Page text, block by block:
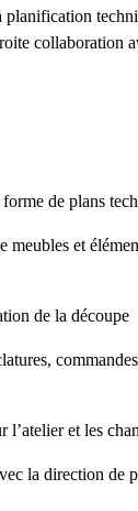
planification
collaboration
de plans
meubles et
de la découpe
l’atelier et les
la direction de